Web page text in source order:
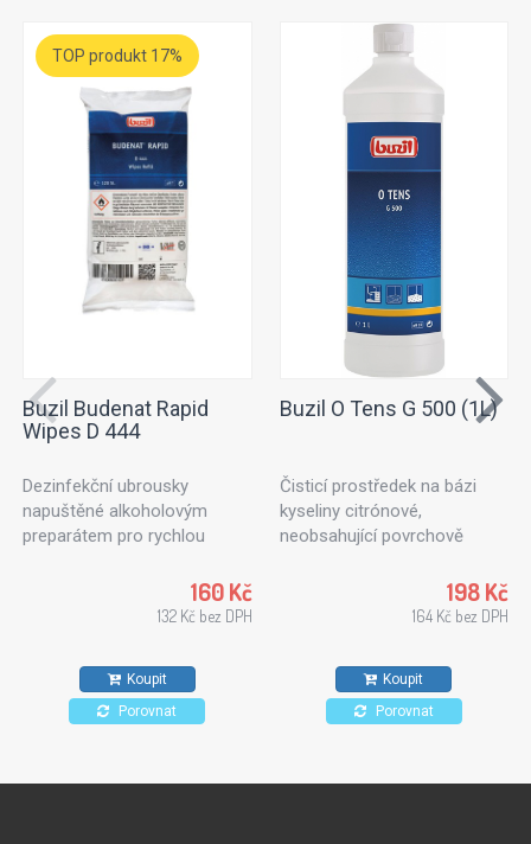
TOP produkt 17%
Buzil Budenat Rapid
Wipes D 444
Dezinfekční ubrousky
napuštěné alkoholovým
preparátem pro rychlou
utěrky vhodné pro použití v
potravinářském průmyslu,
povrchů odolných proti
působení alkoholů.
160 Kč
132 Kč bez DPH
Koupit
Porovnat
Buzil O Tens G 500 (1L)
Čisticí prostředek na bázi
kyseliny citrónové,
neobsahující povrchově
ošetřování textilních ploch
nebo čalouněného nábytku.
198 Kč
164 Kč bez DPH
Koupit
Porovnat